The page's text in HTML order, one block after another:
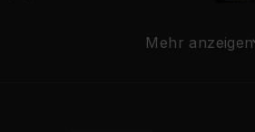
Kid LAROI, Justin Bieber
Mehr anzeigen